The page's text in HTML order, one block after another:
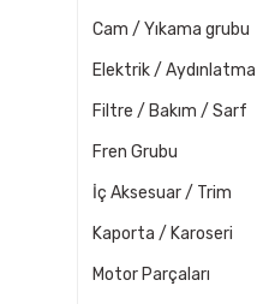
Cam / Yıkama grubu
Elektrik / Aydınlatma
Filtre / Bakım / Sarf
Fren Grubu
İç Aksesuar / Trim
Kaporta / Karoseri
Motor Parçaları